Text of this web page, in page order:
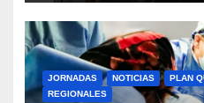
JORNADAS NOTICIAS
PLAN
REGIONALES